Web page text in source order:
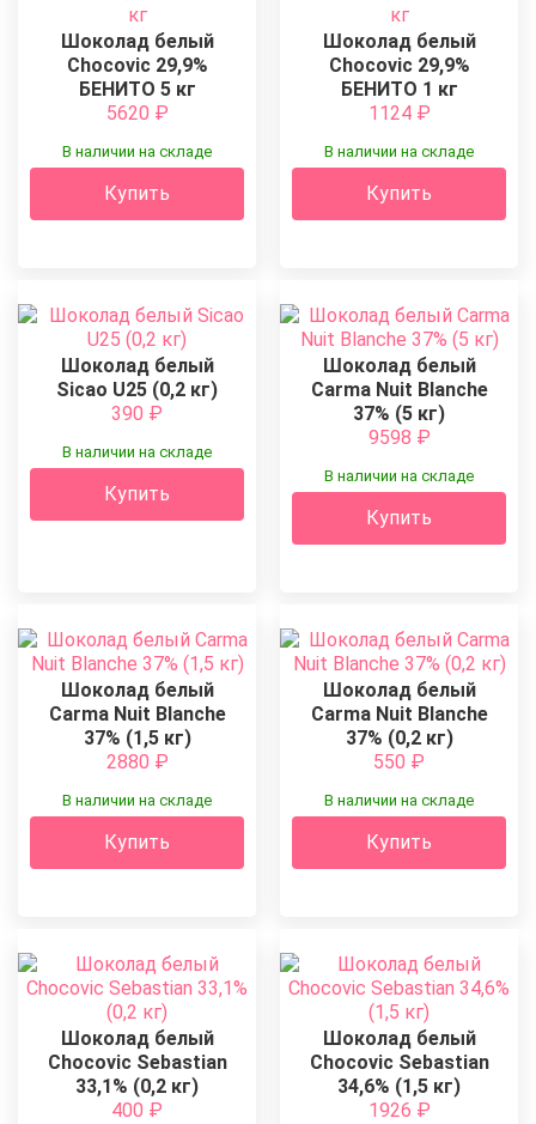
Шоколад белый
Chocovic 29,9%
БЕНИТО 5 кг
5620 ₽
В наличии на складе
Купить
Шоколад белый
Chocovic 29,9%
БЕНИТО 1 кг
1124 ₽
В наличии на складе
Купить
Шоколад белый
Sicao U25 (0,2 кг)
390 ₽
В наличии на складе
Купить
Шоколад белый
Carma Nuit Blanche
37% (5 кг)
9598 ₽
В наличии на складе
Купить
Шоколад белый
Carma Nuit Blanche
37% (1,5 кг)
2880 ₽
В наличии на складе
Купить
Шоколад белый
Carma Nuit Blanche
37% (0,2 кг)
550 ₽
В наличии на складе
Купить
Шоколад белый
Chocovic Sebastian
33,1% (0,2 кг)
400 ₽
Шоколад белый
Chocovic Sebastian
34,6% (1,5 кг)
1926 ₽